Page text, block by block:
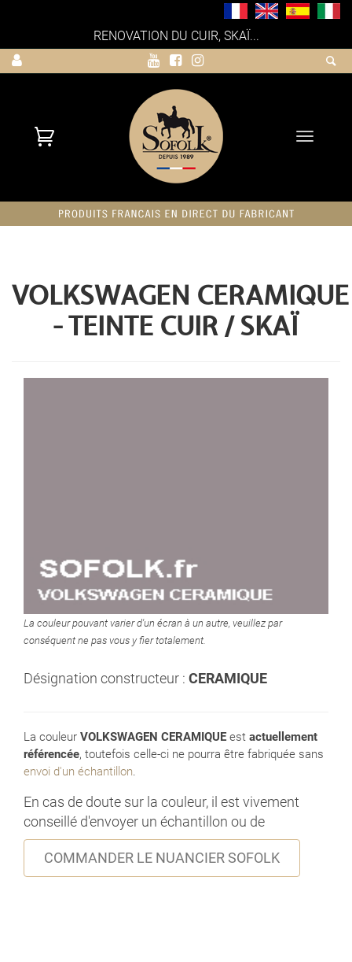
RENOVATION DU CUIR, SKAÏ...
Toggle
VOLKSWAGEN CERAMIQUE
- TEINTE CUIR / SKAÏ
La couleur pouvant varier d'un écran à un autre, veuillez par
conséquent ne pas vous y fier totalement.
Désignation constructeur : CERAMIQUE
La couleur VOLKSWAGEN CERAMIQUE est actuellement
référencée, toutefois celle-ci ne pourra être fabriquée sans
envoi d'un échantillon.
En cas de doute sur la couleur, il est vivement
conseillé d'envoyer un échantillon ou de
COMMANDER LE NUANCIER SOFOLK